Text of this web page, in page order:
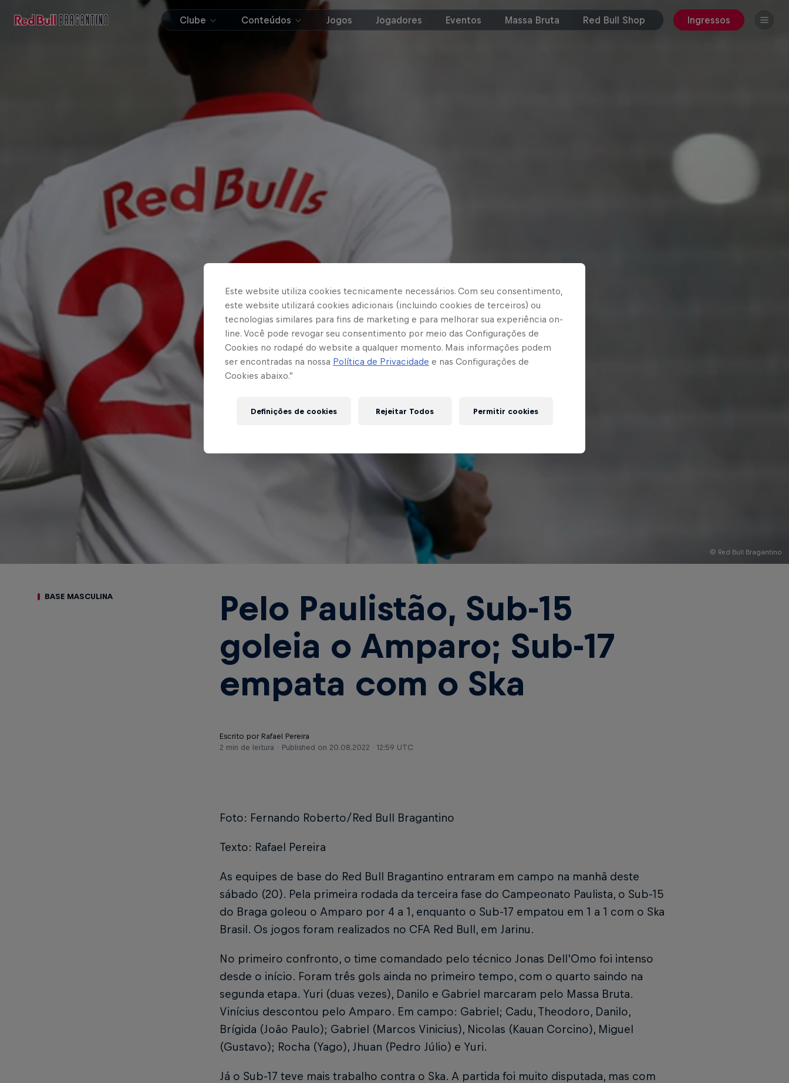
Clube Conteúdos Jogos Jogadores Eventos Massa Bruta Red Bull Shop Ingressos
© Red Bull Bragantino
BASE MASCULINA
Pelo Paulistão, Sub-15
goleia o Amparo; Sub-17
empata com o Ska
Escrito por Rafael Pereira
2 min de leitura
Published on 20.08.2022 · 12:59 UTC
Foto: Fernando Roberto/Red Bull Bragantino
Texto: Rafael Pereira
As equipes de base do Red Bull Bragantino entraram em campo na manhã deste
sábado (20). Pela primeira rodada da terceira fase do Campeonato Paulista, o Sub-15
do Braga goleou o Amparo por 4 a 1, enquanto o Sub-17 empatou em 1 a 1 com o Ska
Brasil. Os jogos foram realizados no CFA Red Bull, em Jarinu.
No primeiro confronto, o time comandado pelo técnico Jonas Dell'Omo foi intenso
desde o início. Foram três gols ainda no primeiro tempo, com o quarto saindo na
segunda etapa. Yuri (duas vezes), Danilo e Gabriel marcaram pelo Massa Bruta.
Vinícius descontou pelo Amparo. Em campo: Gabriel; Cadu, Theodoro, Danilo,
Brígida (João Paulo); Gabriel (Marcos Vinicius), Nicolas (Kauan Corcino), Miguel
(Gustavo); Rocha (Yago), Jhuan (Pedro Júlio) e Yuri.
Já o Sub-17 teve mais trabalho contra o Ska. A partida foi muito disputada, mas com
Este website utiliza cookies tecnicamente necessários. Com seu consentimento,
este website utilizará cookies adicionais (incluindo cookies de terceiros) ou
tecnologias similares para fins de marketing e para melhorar sua experiência on-
line. Você pode revogar seu consentimento por meio das Configurações de
Cookies no rodapé do website a qualquer momento. Mais informações podem
ser encontradas na nossa Política de Privacidade e nas Configurações de
Cookies abaixo.”
Definições de cookies Rejeitar Todos Permitir cookies